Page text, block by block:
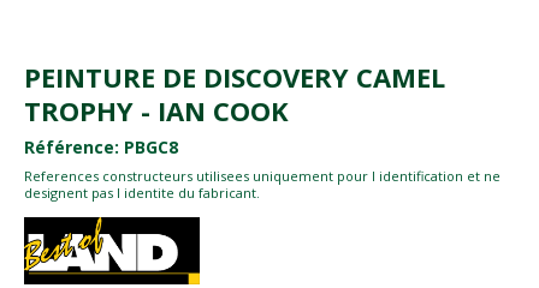
PEINTURE DE DISCOVERY CAMEL
TROPHY - IAN COOK
Référence: PBGC8
References constructeurs utilisees uniquement pour l identification et ne
designent pas l identite du fabricant.